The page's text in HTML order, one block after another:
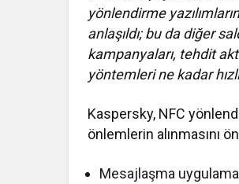
yönlendirme
anlaşıldı; bu da diğer
kampanyaları, tehdit
yöntemleri ne kadar
Kaspersky, NFC
önlemlerin alınmasını
Mesajlaşma